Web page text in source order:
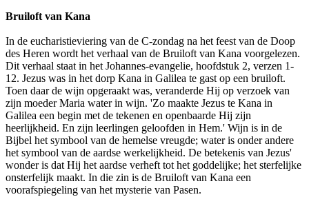
Bruiloft van Kana
In de eucharistieviering van de C-zondag na het feest van de Doop
des Heren wordt het verhaal van de Bruiloft van Kana voorgelezen.
Dit verhaal staat in het Johannes-evangelie, hoofdstuk 2, verzen 1-
12. Jezus was in het dorp Kana in Galilea te gast op een bruiloft.
Toen daar de wijn opgeraakt was, veranderde Hij op verzoek van
zijn moeder Maria water in wijn. 'Zo maakte Jezus te Kana in
Galilea een begin met de tekenen en openbaarde Hij zijn
heerlijkheid. En zijn leerlingen geloofden in Hem.' Wijn is in de
Bijbel het symbool van de hemelse vreugde; water is onder andere
het symbool van de aardse werkelijkheid. De betekenis van Jezus'
wonder is dat Hij het aardse verheft tot het goddelijke; het sterfelijke
onsterfelijk maakt. In die zin is de Bruiloft van Kana een
voorafspiegeling van het mysterie van Pasen.